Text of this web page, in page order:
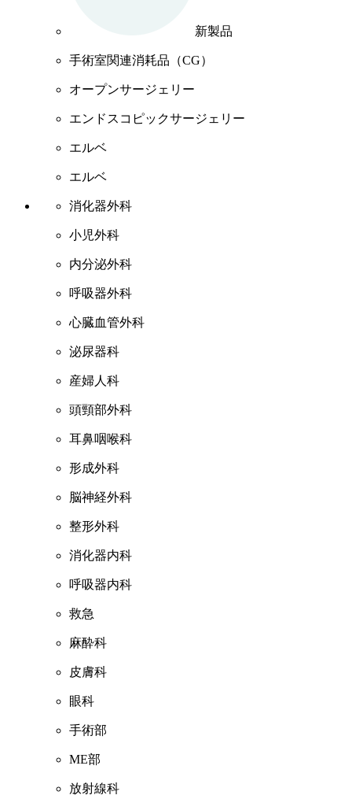
新製品
手術室関連消耗品（CG）
オープンサージェリー
エンドスコピックサージェリー
エルベ
エルベ
消化器外科
小児外科
内分泌外科
呼吸器外科
心臓血管外科
泌尿器科
産婦人科
頭頸部外科
耳鼻咽喉科
形成外科
脳神経外科
整形外科
消化器内科
呼吸器内科
救急
麻酔科
皮膚科
眼科
手術部
ME部
放射線科